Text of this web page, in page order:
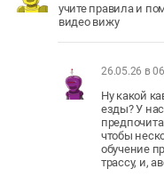
учите правила и
видео вижу
26.05.26 в
Ну какой
езды? У
чтобы
обучение
трассу, и,